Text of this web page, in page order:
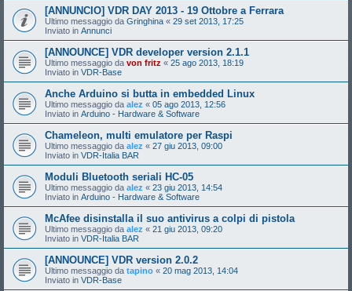
[ANNUNCIO] VDR DAY 2013 - 19 Ottobre a Ferrara
Ultimo messaggio da Gringhina « 29 set 2013, 17:25
Inviato in Annunci
[ANNOUNCE] VDR developer version 2.1.1
Ultimo messaggio da von fritz « 25 ago 2013, 18:19
Inviato in VDR-Base
Anche Arduino si butta in embedded Linux
Ultimo messaggio da alez « 05 ago 2013, 12:56
Inviato in Arduino - Hardware & Software
Chameleon, multi emulatore per Raspi
Ultimo messaggio da alez « 27 giu 2013, 09:00
Inviato in VDR-Italia BAR
Moduli Bluetooth seriali HC-05
Ultimo messaggio da alez « 23 giu 2013, 14:54
Inviato in Arduino - Hardware & Software
McAfee disinstalla il suo antivirus a colpi di pistola
Ultimo messaggio da alez « 21 giu 2013, 09:20
Inviato in VDR-Italia BAR
[ANNOUNCE] VDR version 2.0.2
Ultimo messaggio da tapino « 20 mag 2013, 14:04
Inviato in VDR-Base